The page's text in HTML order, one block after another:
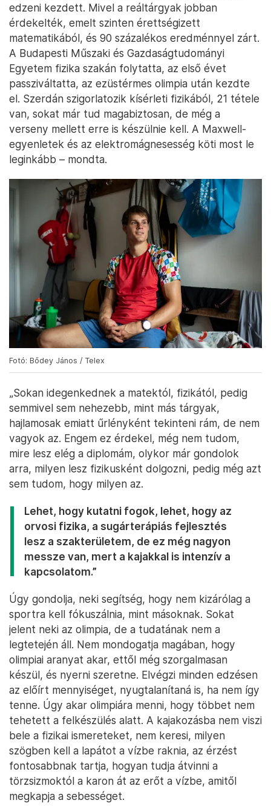
edzeni kezdett. Mivel a reáltárgyak jobban
érdekelték, emelt szinten érettségizett
matematikából, és 90 százalékos eredménnyel zárt.
A Budapesti Műszaki és Gazdaságtudományi
Egyetem fizika szakán folytatta, az első évet
passziváltatta, az ezüstérmes olimpia után kezdte
el. Szerdán szigorlatozik kísérleti fizikából, 21 tétele
van, sokat már tud magabiztosan, de még a
verseny mellett erre is készülnie kell. A Maxwell-
egyenletek és az elektromágnesesség köti most le
leginkább – mondta.
Fotó: Bődey János / Telex
„Sokan idegenkednek a matektól, fizikától, pedig
semmivel sem nehezebb, mint más tárgyak,
hajlamosak emiatt űrlényként tekinteni rám, de nem
vagyok az. Engem ez érdekel, még nem tudom,
mire lesz elég a diplomám, olykor már gondolok
arra, milyen lesz fizikusként dolgozni, pedig még azt
sem tudom, hogy milyen az.
Lehet, hogy kutatni fogok, lehet, hogy az
orvosi fizika, a sugárterápiás fejlesztés
lesz a szakterületem, de ez még nagyon
messze van, mert a kajakkal is intenzív a
kapcsolatom.”
Úgy gondolja, neki segítség, hogy nem kizárólag a
sportra kell fókuszálnia, mint másoknak. Sokat
jelent neki az olimpia, de a tudatának nem a
legtetején áll. Nem mondogatja magában, hogy
olimpiai aranyat akar, ettől még szorgalmasan
készül, és nyerni szeretne. Elvégzi minden edzésen
az előírt mennyiséget, nyugtalanítaná is, ha nem így
tenne. Úgy akar olimpiára menni, hogy többet nem
tehetett a felkészülés alatt. A kajakozásba nem viszi
bele a fizikai ismereteket, nem keresi, milyen
szögben kell a lapátot a vízbe raknia, az érzést
fontosabbnak tartja, hogyan tudja átvinni a
törzsizmoktól a karon át az erőt a vízbe, amitől
megkapja a sebességet.